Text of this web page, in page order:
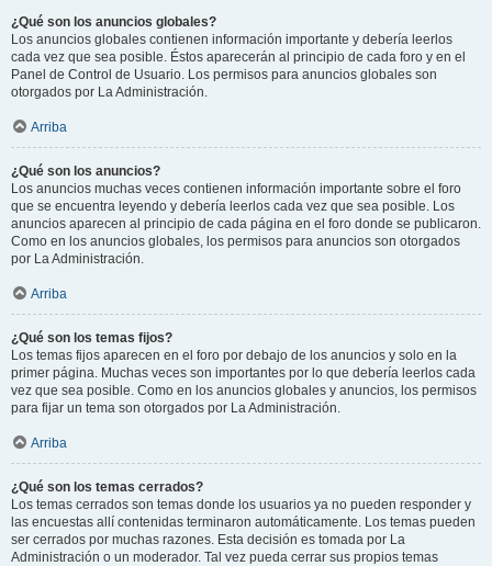
¿Qué son los anuncios globales?
Los anuncios globales contienen información importante y debería leerlos
cada vez que sea posible. Éstos aparecerán al principio de cada foro y en el
Panel de Control de Usuario. Los permisos para anuncios globales son
otorgados por La Administración.
Arriba
¿Qué son los anuncios?
Los anuncios muchas veces contienen información importante sobre el foro
que se encuentra leyendo y debería leerlos cada vez que sea posible. Los
anuncios aparecen al principio de cada página en el foro donde se publicaron.
Como en los anuncios globales, los permisos para anuncios son otorgados
por La Administración.
Arriba
¿Qué son los temas fijos?
Los temas fijos aparecen en el foro por debajo de los anuncios y solo en la
primer página. Muchas veces son importantes por lo que debería leerlos cada
vez que sea posible. Como en los anuncios globales y anuncios, los permisos
para fijar un tema son otorgados por La Administración.
Arriba
¿Qué son los temas cerrados?
Los temas cerrados son temas donde los usuarios ya no pueden responder y
las encuestas allí contenidas terminaron automáticamente. Los temas pueden
ser cerrados por muchas razones. Esta decisión es tomada por La
Administración o un moderador. Tal vez pueda cerrar sus propios temas